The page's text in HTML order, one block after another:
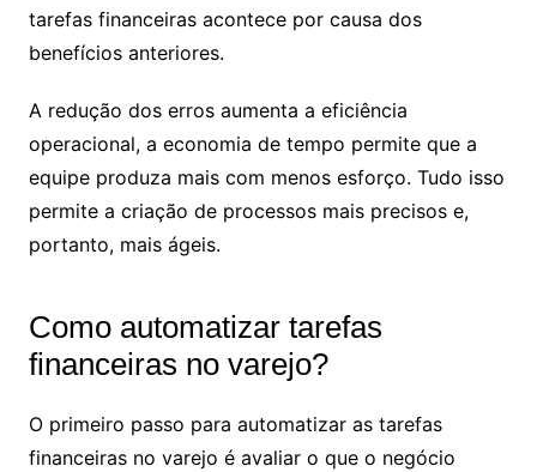
tarefas financeiras acontece por causa dos
benefícios anteriores.
A redução dos erros aumenta a eficiência
operacional, a economia de tempo permite que a
equipe produza mais com menos esforço. Tudo isso
permite a criação de processos mais precisos e,
portanto, mais ágeis.
Como automatizar tarefas
financeiras no varejo?
O primeiro passo para automatizar as tarefas
financeiras no varejo é avaliar o que o negócio